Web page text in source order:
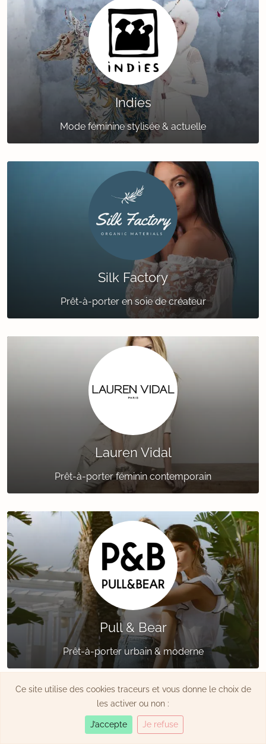
Indies
Mode féminine stylisée & actuelle
Silk Factory
Prêt-à-porter en soie de créateur
Lauren Vidal
Prêt-à-porter féminin contemporain
Pull & Bear
Prêt-à-porter urbain & moderne
Ce site utilise des cookies traceurs et vous donne le choix de
les activer ou non :
J’accepte Je refuse